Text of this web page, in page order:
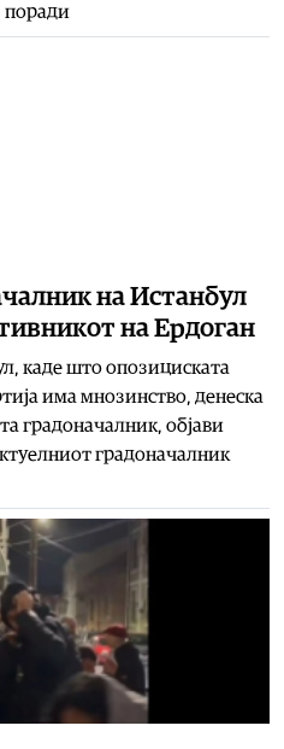
поради
на Истанбул
на Ердоган
каде што опозициската
има мнозинство, денеска
градоначалник, објави
градоначалник